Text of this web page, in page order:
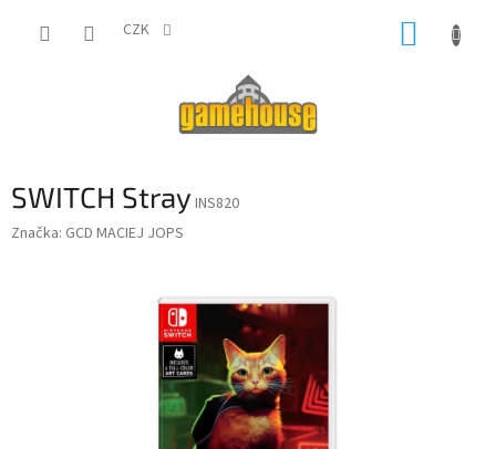
CZK
SWITCH Stray INS820
Značka: GCD MACIEJ JOPS